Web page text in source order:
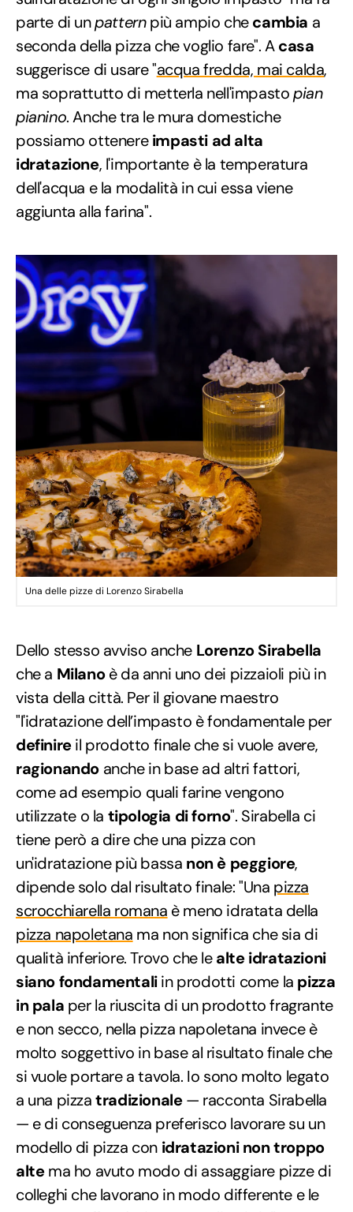
parte di unpatternpiù ampio checambia a
seconda della pizza che voglio fare". Acasa
suggerisce di usare "acqua fredda, mai calda,
ma soprattutto di metterla nell'impastopian
pianino. Anche tra le mura domestiche
possiamo ottenereimpasti ad alta
idratazione, l'importante è la temperatura
dell'acqua e la modalità in cui essa viene
aggiunta alla farina".
Una delle pizze di Lorenzo Sirabella
Dello stesso avviso anche Lorenzo Sirabella
che a Milanoè da anni uno dei pizzaioli più in
vista della città. Per il giovane maestro
"l'idratazione dell’impasto è fondamentale per
definireil prodotto finale che si vuole avere,
ragionando anche in base ad altri fattori,
come ad esempio quali farine vengono
utilizzate o la tipologia di forno". Sirabella ci
tiene però a dire che una pizza con
un'idratazione più bassa non è peggiore,
dipende solo dal risultato finale: "Una pizza
scrocchiarella romana è meno idratata della
pizza napoletana ma non significa che sia di
qualità inferiore. Trovo che lealte idratazioni
siano fondamentaliin prodotti come la pizza
in pala per la riuscita di un prodotto fragrante
e non secco, nella pizza napoletana invece è
molto soggettivo in base al risultato finale che
si vuole portare a tavola. Io sono molto legato
a una pizzatradizionale— racconta Sirabella
— e di conseguenza preferisco lavorare su un
modello di pizza con idratazioni non troppo
altema ho avuto modo di assaggiare pizze di
colleghi che lavorano in modo differente e le